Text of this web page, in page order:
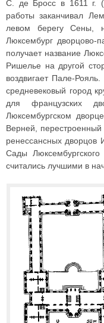
С. де Бросс в 1611 г.
работы заканчивал
левом берегу Сены,
Люксембург дворцово-
получает название
Ришелье на другой
воздвигает Пале-
средневековый город
для французских
Люксембургском
Верней,
ренессансных дворцов
Сады
считались лучшими в